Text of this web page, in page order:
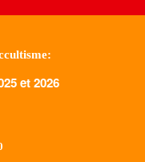
et 2026